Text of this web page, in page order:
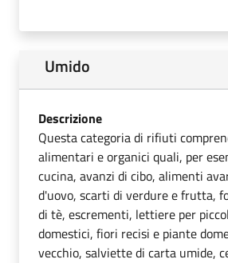
Umido
Descrizione
Questa categoria di rifiuti
alimentari e organici quali, per
cucina, avanzi di cibo, alimenti
d'uovo, scarti di verdure e frutta,
di tè, escrementi, lettiere per
domestici, fiori recisi e piante
vecchio, salviette di carta umide,